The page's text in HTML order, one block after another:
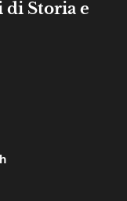
di Storia e